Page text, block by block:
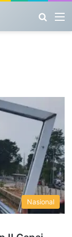
Nasional